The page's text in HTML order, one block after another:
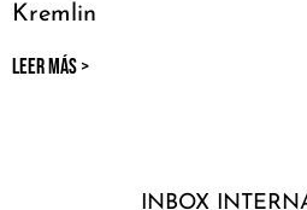
Kremlin
LEER MÁS >
INBOX